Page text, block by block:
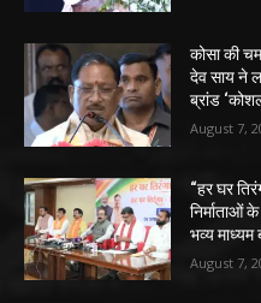
कोसा की
देव साय ने
ब्रांड
August 7,
“हर घर
निर्माताओं
भव्य
August 7,